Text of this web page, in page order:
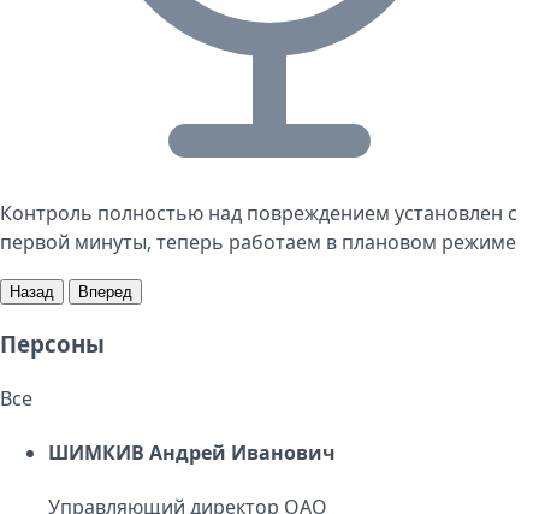
Контроль полностью над повреждением установлен с
первой минуты, теперь работаем в плановом режиме
Назад Вперед
Персоны
Все
ШИМКИВ Андрей Иванович
Управляющий директор ОАО